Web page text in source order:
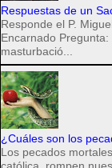
Respuestas de un
Responde el P.
Encarnado
masturbació...
¿Cuáles son los
Los pecados